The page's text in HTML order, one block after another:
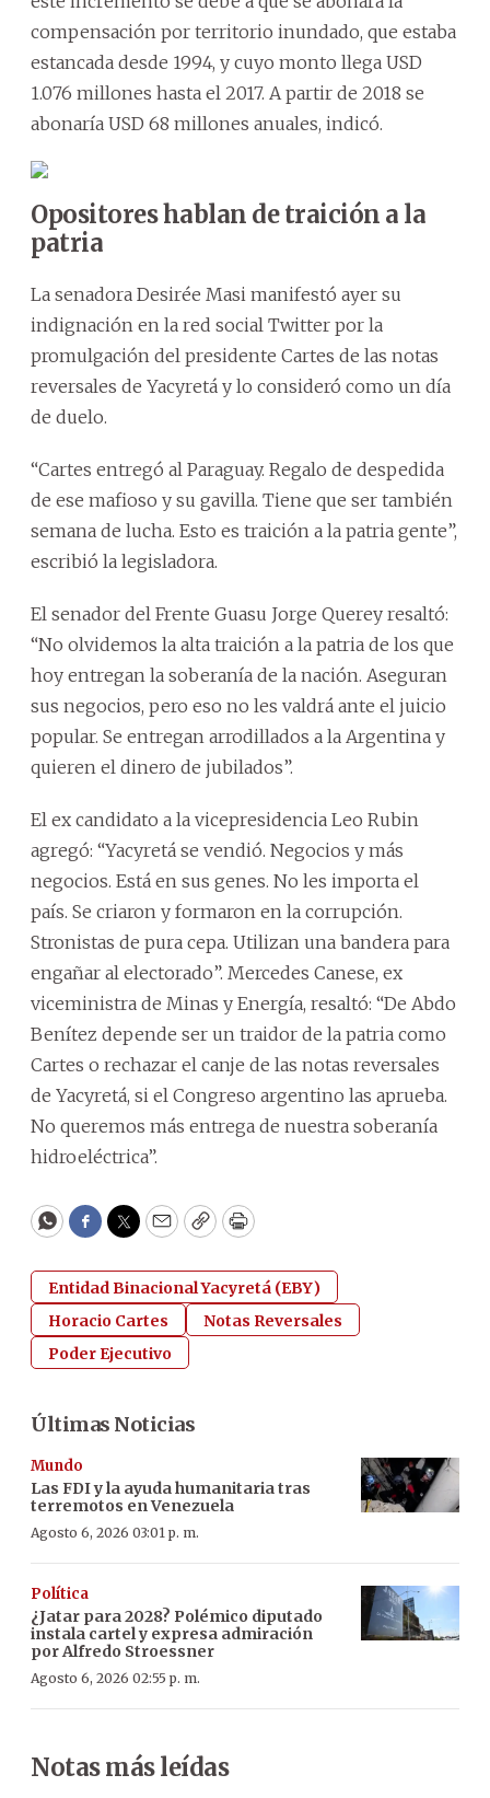
compensación por territorio inundado, que estaba
estancada desde 1994, y cuyo monto llega USD
1.076 millones hasta el 2017. A partir de 2018 se
abonaría USD 68 millones anuales, indicó.
Opositores hablan de traición a la
patria
La senadora Desirée Masi manifestó ayer su
indignación en la red social Twitter por la
promulgación del presidente Cartes de las notas
reversales de Yacyretá y lo consideró como un día
de duelo.
“Cartes entregó al Paraguay. Regalo de despedida
de ese mafioso y su gavilla. Tiene que ser también
semana de lucha. Esto es traición a la patria gente”,
escribió la legisladora.
El senador del Frente Guasu Jorge Querey resaltó:
“No olvidemos la alta traición a la patria de los que
hoy entregan la soberanía de la nación. Aseguran
sus negocios, pero eso no les valdrá ante el juicio
popular. Se entregan arrodillados a la Argentina y
quieren el dinero de jubilados”.
El ex candidato a la vicepresidencia Leo Rubin
agregó: “Yacyretá se vendió. Negocios y más
negocios. Está en sus genes. No les importa el
país. Se criaron y formaron en la corrupción.
Stronistas de pura cepa. Utilizan una bandera para
engañar al electorado”. Mercedes Canese, ex
viceministra de Minas y Energía, resaltó: “De Abdo
Benítez depende ser un traidor de la patria como
Cartes o rechazar el canje de las notas reversales
de Yacyretá, si el Congreso argentino las aprueba.
No queremos más entrega de nuestra soberanía
hidroeléctrica”.
WhatsApp
Facebook
Twitter
EmailCopyPrint
Entidad Binacional Yacyretá (EBY)
Horacio Cartes
Notas Reversales
Poder Ejecutivo
Últimas Noticias
Mundo
Las FDI y la ayuda humanitaria tras
terremotos en Venezuela
Agosto 6, 2026 03:01 p. m.
Política
¿Jatar para 2028? Polémico diputado
instala cartel y expresa admiración
por Alfredo Stroessner
Agosto 6, 2026 02:55 p. m.
Notas más leídas